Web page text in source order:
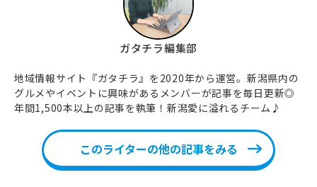
ガタチラ編集部
地域情報サイト『ガタチラ』を2020年から運営。新潟県内の
グルメやイベントに興味があるメンバーが記事を毎日更新◎
年間1,500本以上の記事を執筆！新潟愛に溢れるチーム♪
このライターの他の記事をみる